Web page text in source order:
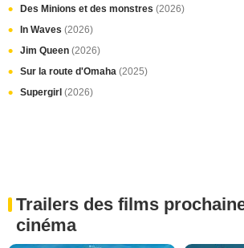
Des Minions et des monstres (2026)
In Waves (2026)
Jim Queen (2026)
Sur la route d'Omaha (2025)
Supergirl (2026)
Trailers des films
cinéma